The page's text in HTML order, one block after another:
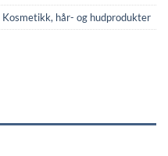
Kosmetikk, hår- og hudprodukter